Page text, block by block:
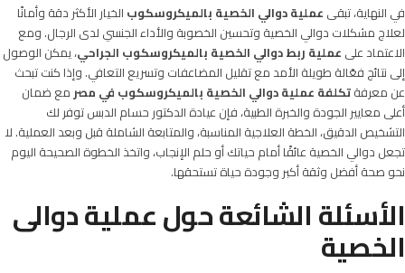
في النهاية، تبقى عملية دوالي الخصية بالميكروسكوب الخيار الأكثر دقة وأمانًا
لعلاج مشكلات دوالي الخصية وتحسين الخصوبة والأداء الجنسي لدى الرجال. ومع
الاعتماد على عملية ربط دوالي الخصية بالميكروسكوب الجراحي، يمكن الوصول
إلى نتائج فعّالة طويلة الأمد مع تقليل المضاعفات وتسريع التعافي. وإذا كنت تبحث
عن معرفةتكلفة عملية دوالي الخصية بالميكروسكوب في مصر مع ضمان
أعلى معايير الجودة والخبرة الطبية، فإن عيادة الدكتور حسام الدبس توفر لك
التشخيص الدقيق، الخطة العلاجية المناسبة، والمتابعة الشاملة قبل وبعد العملية. لا
تجعل دوالي الخصية عائقًا أمام حياتك أو حلم الإنجاب، واتخذ الخطوة الصحيحة اليوم
نحو صحة أفضل وثقة أكبر وجودة حياة تستحقها.
الأسئلة الشائعة حول عملية دوالى
الخصية